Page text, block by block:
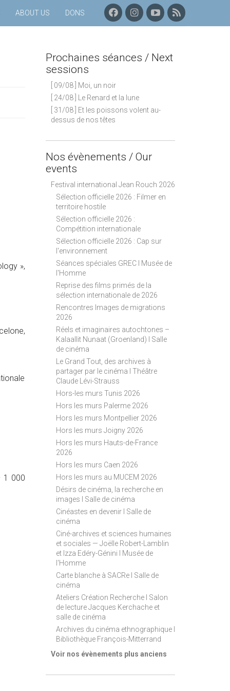
A
C
O
N
S
G
C
H
A
E
R
O
ABOUT US DONS
»,
1 000
Prochaines séances / Next
sessions
[ 09/08 ] Moi, un noir
[ 24/08 ] Le Renard et la lune
[ 31/08 ] Et les poissons volent au-
dessus de nos têtes
Nos évènements / Our
events
Festival international Jean Rouch 2026
Sélection officielle 2026 : Filmer en
territoire hostile
Sélection officielle 2026 :
Compétition internationale
Sélection officielle 2026 : Cap sur
l'environnement
Séances spéciales GREC I Musée de
l'Homme
Reprise des films primés de la
sélection internationale de 2026
Rencontres Images de migrations
2026
Réels et imaginaires autochtones –
Kalaallit Nunaat (Groenland) I Salle
de cinéma
Le Grand Tout, des archives à
partager par le cinéma I Théâtre
Claude Lévi-Strauss
Hors-les murs Tunis 2026
Hors les murs Palerme 2026
Hors les murs Montpellier 2026
Hors les murs Joigny 2026
Hors les murs Hauts-de-France
2026
Hors les murs Caen 2026
Hors les murs au MUCEM 2026
Désirs de cinéma, la recherche en
images I Salle de cinéma
Cinéastes en devenir I Salle de
cinéma
Ciné-archives et sciences humaines
et sociales — Joëlle Robert-Lamblin
et Izza Edéry-Génini I Musée de
l'Homme
Carte blanche à SACRe I Salle de
cinéma
Ateliers Création Recherche I Salon
de lecture Jacques Kerchache et
salle de cinéma
Archives du cinéma ethnographique I
Bibliothèque François-Mitterrand
Voir nos évènements plus anciens